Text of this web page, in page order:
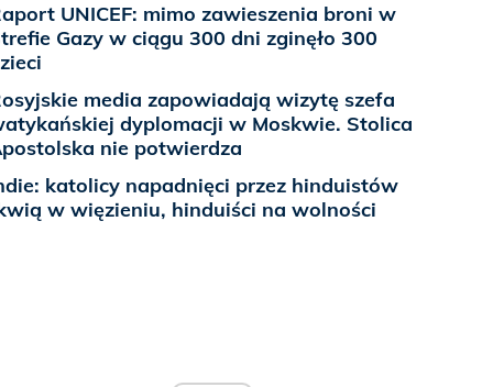
UNICEF: mimo zawieszenia broni w
Gazy w ciągu 300 dni zginęło 300
media zapowiadają wizytę szefa
dyplomacji w Moskwie. Stolica
nie potwierdza
katolicy napadnięci przez hinduistów
w więzieniu, hinduiści na wolności